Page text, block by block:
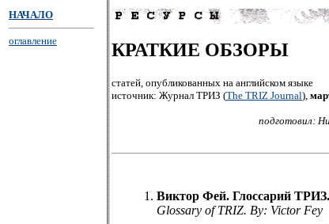
НАЧАЛО
оглавление КРАТКИЕ ОБЗОРЫ
статей, опубликованных на английском языке
источник: Журнал ТРИЗ (The TRIZ Journal),
подготовил:
Виктор Фей. Глоссарий ТРИЗ.
Glossary of TRIZ. By: Victor Fey